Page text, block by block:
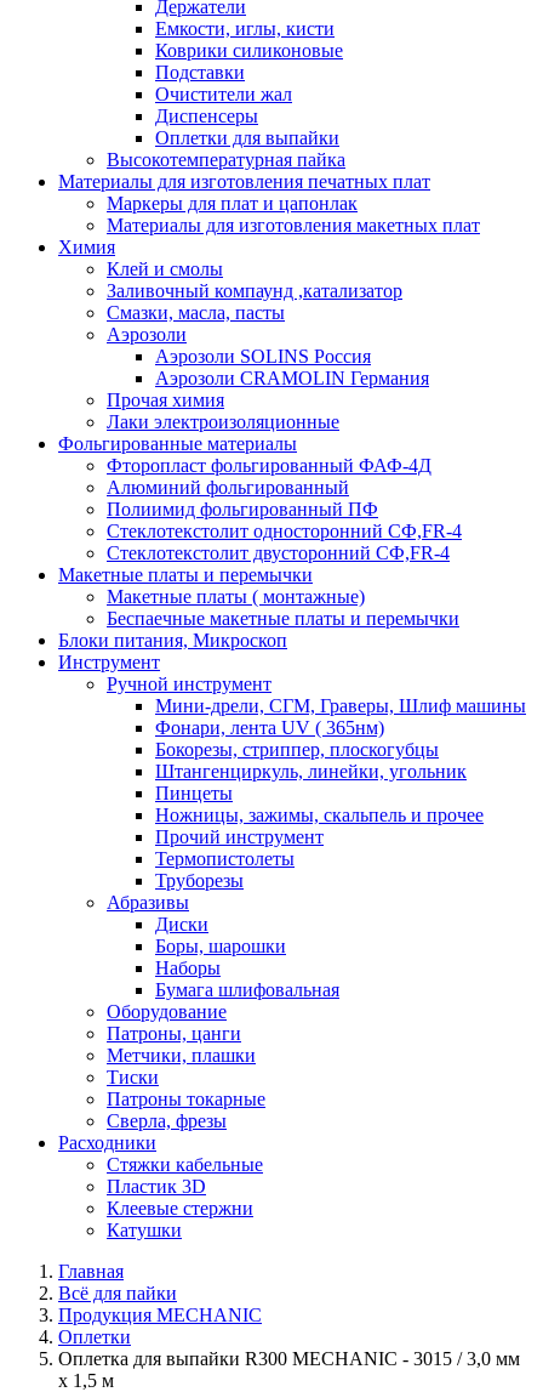
Держатели
Емкости, иглы, кисти
Коврики силиконовые
Подставки
Очистители жал
Диспенсеры
Оплетки для выпайки
Высокотемпературная пайка
Материалы для изготовления печатных плат
Маркеры для плат и цапонлак
Материалы для изготовления макетных плат
Химия
Клей и смолы
Заливочный компаунд ,катализатор
Смазки, масла, пасты
Аэрозоли
Аэрозоли SOLINS Россия
Аэрозоли CRAMOLIN Германия
Прочая химия
Лаки электроизоляционные
Фольгированные материалы
Фторопласт фольгированный ФАФ-4Д
Алюминий фольгированный
Полиимид фольгированный ПФ
Стеклотекстолит односторонний CФ,FR-4
Стеклотекстолит двусторонний СФ,FR-4
Макетные платы и перемычки
Макетные платы ( монтажные)
Беспаечные макетные платы и перемычки
Блоки питания, Микроскоп
Инструмент
Ручной инструмент
Мини-дрели, СГМ, Граверы, Шлиф машины
Фонари, лента UV ( 365нм)
Бокорезы, cтриппер, плоскогубцы
Штангенциркуль, линейки, угольник
Пинцеты
Ножницы, зажимы, скальпель и прочее
Прочий инструмент
Термопистолеты
Труборезы
Абразивы
Диски
Боры, шарошки
Наборы
Бумага шлифовальная
Оборудование
Патроны, цанги
Метчики, плашки
Тиски
Патроны токарные
Сверла, фрезы
Расходники
Стяжки кабельные
Пластик 3D
Клеевые стержни
Катушки
Главная
Всё для пайки
Продукция MECHANIC
Оплетки
Оплетка для выпайки R300 MECHANIС - 3015 / 3,0 мм
х 1,5 м